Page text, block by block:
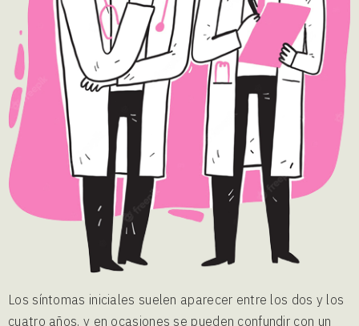
Los síntomas iniciales suelen aparecer entre los dos y los
cuatro años, y en ocasiones se pueden confundir con un